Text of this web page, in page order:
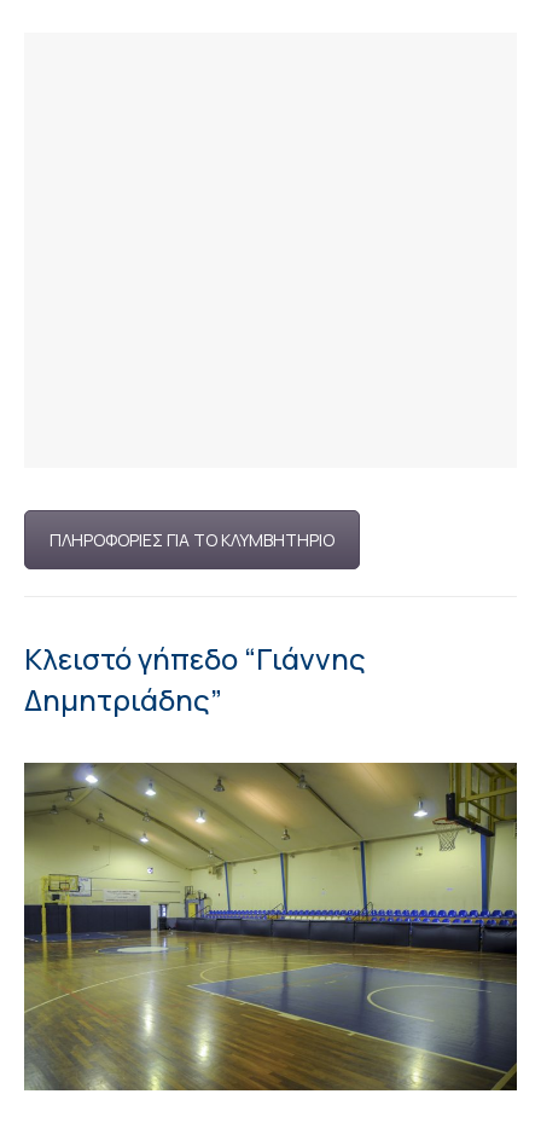
ΠΛΗΡΟΦΟΡΙΕΣ ΓΙΑ ΤΟ ΚΛΥΜΒΗΤΗΡΙΟ
Κλειστό γήπεδο “Γιάννης
Δημητριάδης”